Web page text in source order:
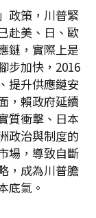
政策，川普緊
赴美、日、歐
鏈，實際上是
步加快，2016
提升供應鏈安
，賴政府延續
質衝擊、日本
政治與制度的
場，導致自斷
，成為川普膽
底氣。